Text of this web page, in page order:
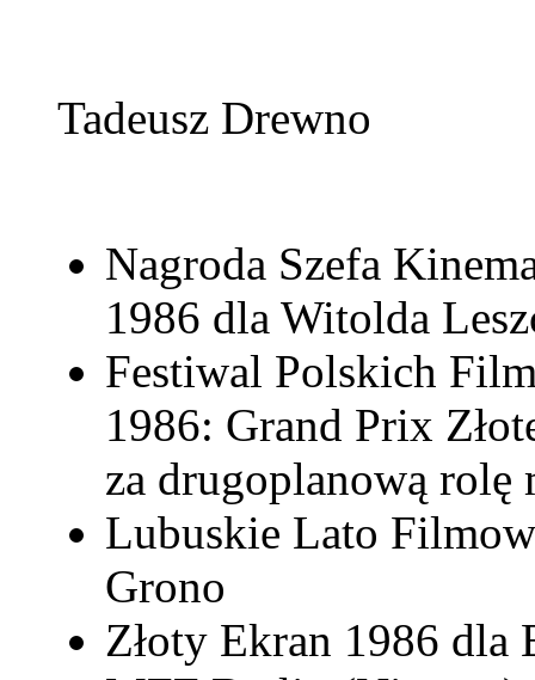
Tadeusz Drewno
Nagroda Szefa
1986 dla Witolda
Festiwal Polskich
1986: Grand Prix
za drugoplanową rolę
Lubuskie Lato
Grono
Złoty Ekran 1986 dla